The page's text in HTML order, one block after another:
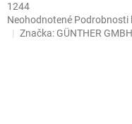
1244
Priemerné
hodnotenie
Neohodnotené Podrobnosti
Značka: GÜNTHER